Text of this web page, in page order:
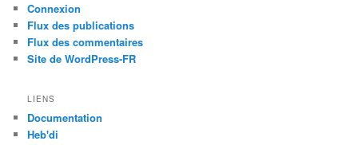
Connexion
Flux des publications
Flux des commentaires
Site de WordPress-FR
LIENS
Documentation
Heb'di